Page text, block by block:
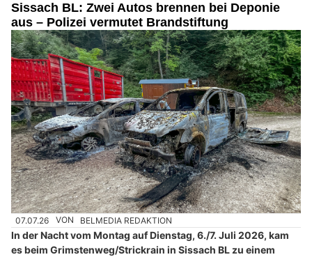
Sissach BL: Zwei Autos brennen bei Deponie
aus – Polizei vermutet Brandstiftung
07.07.26 VON BELMEDIA REDAKTION
In der Nacht vom Montag auf Dienstag, 6./7. Juli 2026, kam
es beim Grimstenweg/Strickrain in Sissach BL zu einem